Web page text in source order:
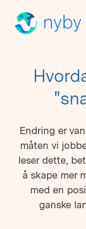
Endring er
måten vi
leser dette,
å skape mer
med en
ganske